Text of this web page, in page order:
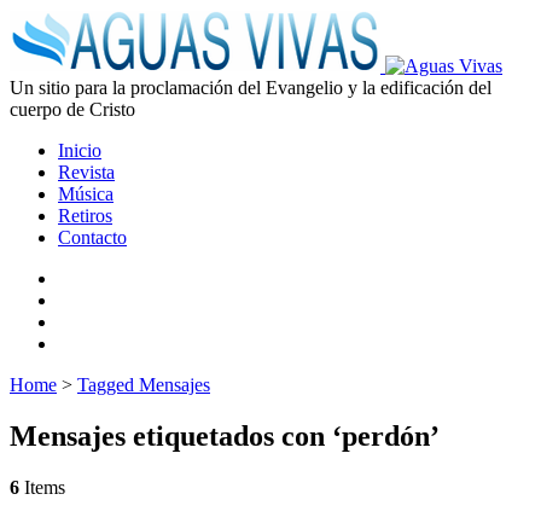
Un sitio para la proclamación del Evangelio y la edificación del
cuerpo de Cristo
Inicio
Revista
Música
Retiros
Contacto
Home > Tagged Mensajes
Mensajes etiquetados con ‘perdón’
6 Items